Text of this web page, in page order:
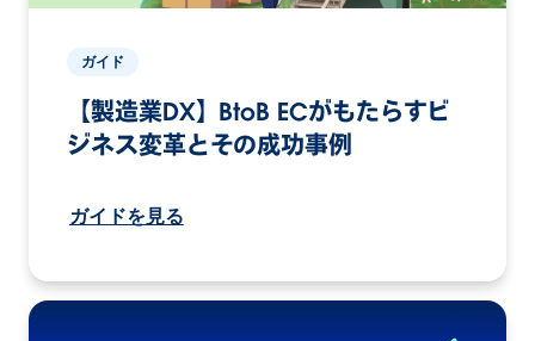
ガイド
【製造業DX】BtoB ECがもたらすビ
ジネス変革とその成功事例
ガイドを見る